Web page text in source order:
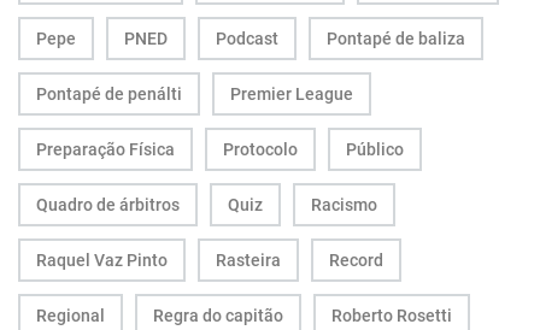
Pepe PNED Podcast Pontapé de baliza
Pontapé de penálti Premier League
Preparação Física Protocolo Público
Quadro de árbitros Quiz Racismo
Raquel Vaz Pinto Rasteira Record
Regional Regra do capitão Roberto Rosetti